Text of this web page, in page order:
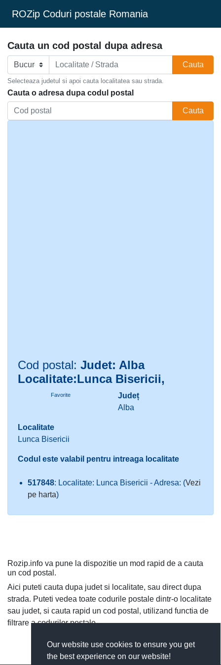
Our website use cookies to ensure you get
the best experience on our website!
ROZip Coduri postale Romania
Cauta un cod postal dupa adresa
Cauta
Selecteaza judetul si apoi cauta localitatea sau strada.
Cauta o adresa dupa codul postal
Cauta
Cod postal: Judet: Alba
Localitate:Lunca Bisericii,
Favorite
Județ
Alba
Localitate
Lunca Bisericii
Codul este valabil pentru intreaga localitate
517848: Localitate: Lunca Bisericii - Adresa: (Vezi
pe harta)
Rozip.info va pune la dispozitie un mod rapid de a cauta
un cod postal.
Aici puteti cauta dupa judet si localitate, sau direct dupa
strada. Puteti vedea toate codurile postale dintr-o localitate
sau judet, si cauta rapid un cod postal, utilizand functia de
filtrare a codurilor postale.